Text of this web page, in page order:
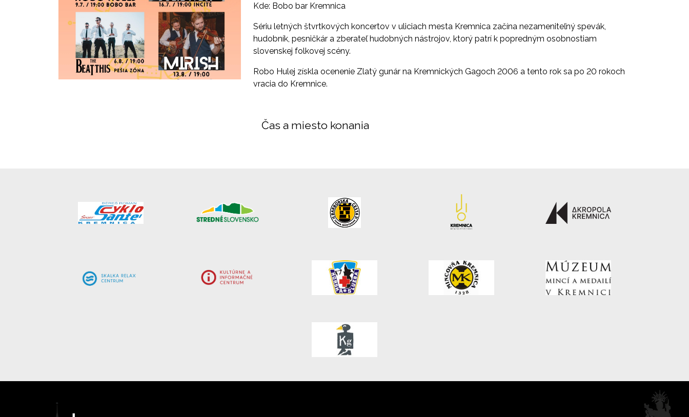
Kde: Bobo bar Kremnica
Sériu letných štvrtkových koncertov v uliciach mesta Kremnica začína nezameniteľný spevák,
hudobník, pesničkár a zberateľ hudobných nástrojov, ktorý patrí k popredným osobnostiam
slovenskej folkovej scény.
Robo Hulej získla ocenenie Zlatý gunár na Kremnických Gagoch 2006 a tento rok sa po 20 rokoch
vracia do Kremnice.
Čas a miesto konania